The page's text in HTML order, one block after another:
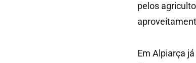
pelos
Em Alpiarça